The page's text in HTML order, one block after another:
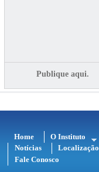
Publique aqui.
Home O Instituto
Notícias
Localização
Fale Conosco